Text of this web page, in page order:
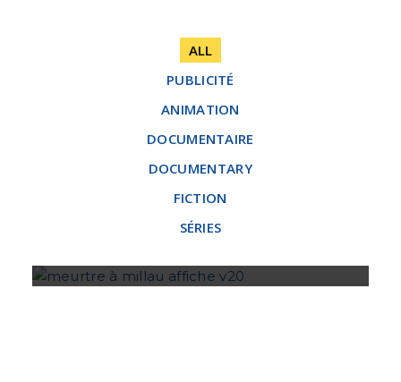
ALL
PUBLICITÉ
ANIMATION
DOCUMENTAIRE
DOCUMENTARY
FICTION
SÉRIES
MEURTRES À MILLAU